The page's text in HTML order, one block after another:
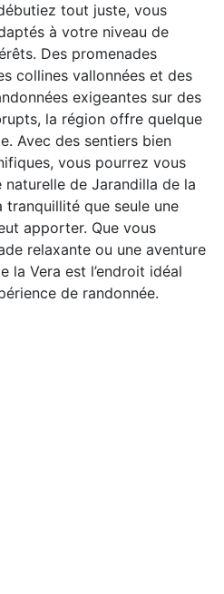
tout juste, vous
à votre niveau de
Des promenades
collines vallonnées et des
exigeantes sur des
la région offre quelque
Avec des sentiers bien
vous pourrez vous
de Jarandilla de la
que seule une
apporter. Que vous
relaxante ou une aventure
la Vera est l’endroit idéal
de randonnée.